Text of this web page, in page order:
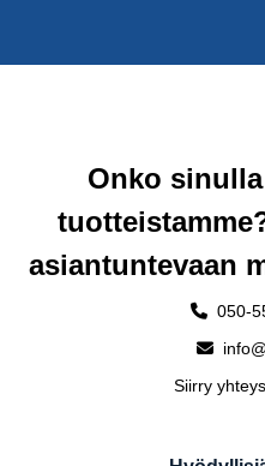
Onko
asiantuntevaan
050-
Siirry